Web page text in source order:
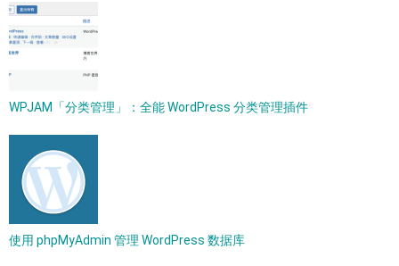
WPJAM「分类管理」：全能 WordPress 分类管理插件
使用 phpMyAdmin 管理 WordPress 数据库